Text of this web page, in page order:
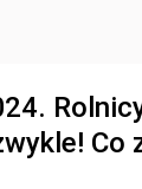
Co